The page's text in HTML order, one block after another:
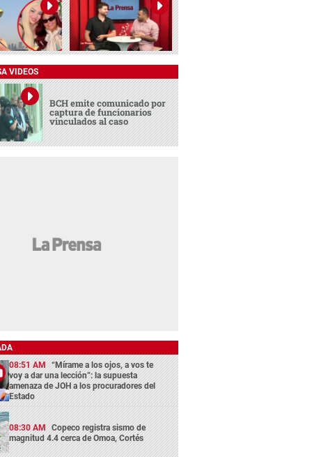
VIDEOS
BCH emite comunicado por
captura de funcionarios
vinculados al caso
08:51 AM “Mírame a los ojos, a vos te
voy a dar una lección”: la supuesta
amenaza de JOH a los procuradores del
Estado
08:30 AM Copeco registra sismo de
magnitud 4.4 cerca de Omoa, Cortés